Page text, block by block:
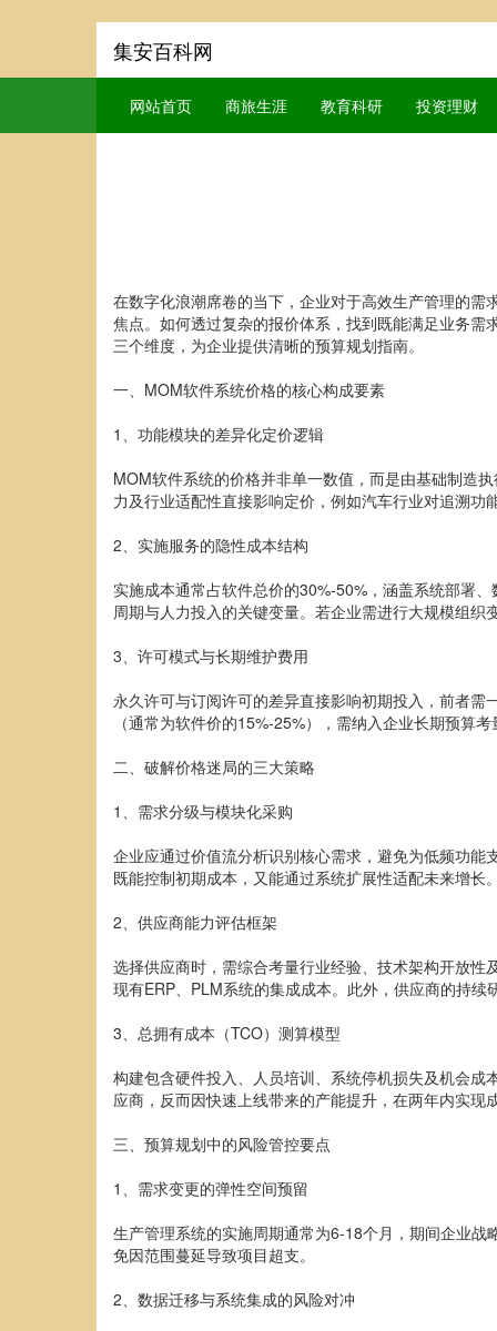
集安百科网
网站首页 商旅生涯 教育科研 投资理财
在数字化浪潮席卷的当下，企业对于高效生产管理的
焦点。如何透过复杂的报价体系，找到既能满足业务
三个维度，为企业提供清晰的预算规划指南。
一、MOM软件系统价格的核心构成要素
1、功能模块的差异化定价逻辑
MOM软件系统的价格并非单一数值，而是由基础制造
力及行业适配性直接影响定价，例如汽车行业对追溯
2、实施服务的隐性成本结构
实施成本通常占软件总价的30%-50%，涵盖系统部署
周期与人力投入的关键变量。若企业需进行大规模组
3、许可模式与长期维护费用
永久许可与订阅许可的差异直接影响初期投入，前者
（通常为软件价的15%-25%），需纳入企业长期预算
二、破解价格迷局的三大策略
1、需求分级与模块化采购
企业应通过价值流分析识别核心需求，避免为低频功能
既能控制初期成本，又能通过系统扩展性适配未来增长
2、供应商能力评估框架
选择供应商时，需综合考量行业经验、技术架构开放
现有ERP、PLM系统的集成成本。此外，供应商的持
3、总拥有成本（TCO）测算模型
构建包含硬件投入、人员培训、系统停机损失及机会
应商，反而因快速上线带来的产能提升，在两年内实现
三、预算规划中的风险管控要点
1、需求变更的弹性空间预留
生产管理系统的实施周期通常为6-18个月，期间企业
免因范围蔓延导致项目超支。
2、数据迁移与系统集成的风险对冲